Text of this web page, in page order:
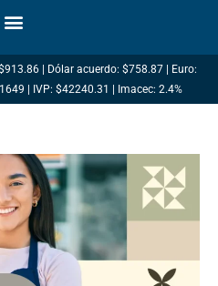
| Dólar acuerdo: $758.87 | Euro:
| IVP: $42240.31 | Imacec: 2.4%